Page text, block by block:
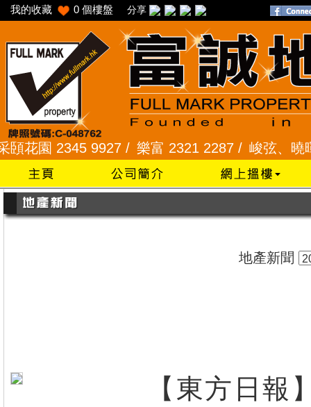
我的收藏 0 個樓盤 分享
園 2345 9927 /樂富 2321 2287 /峻弦、曉暉花
地產新聞
【東方日